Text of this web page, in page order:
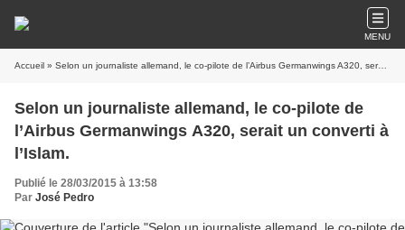
MENU
Accueil » Selon un journaliste allemand, le co-pilote de l’Airbus Germanwings A320, serait un converti à l’Islam.
Selon un journaliste allemand, le co-pilote de
l’Airbus Germanwings A320, serait un converti à
l’Islam.
Publié le 28/03/2015 à 13:58
Par José Pedro